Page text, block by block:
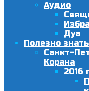
Аудио
Дуа
Полезно знать
Санкт-
Корана
2016